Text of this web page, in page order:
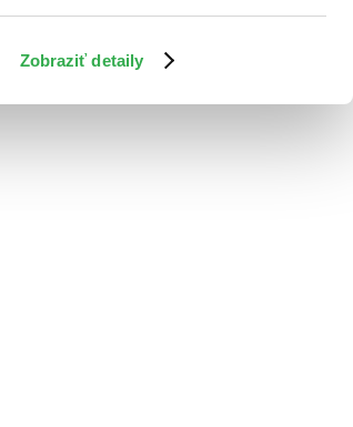
Zobraziť detaily